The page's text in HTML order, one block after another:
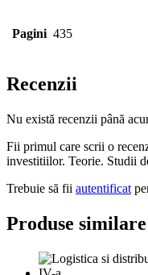
Pagini 435
Recenzii
Nu există recenzii până
Fii primul care scrii o
investitiilor. Teorie. Studii
Trebuie să fii autentificat
Produse similare